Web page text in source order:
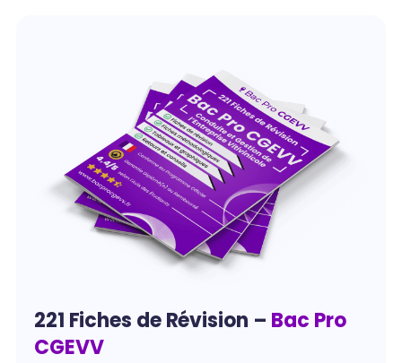
221 Fiches de Révision – Bac Pro
CGEVV